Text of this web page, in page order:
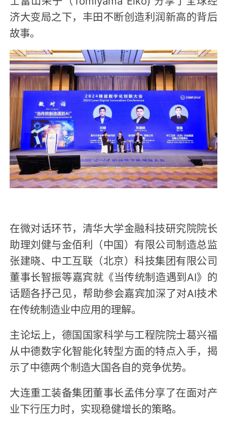
济大变局之下，丰田不断创造利润新高的背后
故事。
在微对话环节，清华大学金融科技研究院院长
助理刘健与金佰利（中国）有限公司制造总监
张建晓、中工互联（北京）科技集团有限公司
董事长智振等嘉宾就《当传统制造遇到AI》的
话题各抒己见，帮助参会嘉宾加深了对AI技术
在传统制造业中应用的理解。
主论坛上，德国国家科学与工程院院士葛兴福
从中德数字化智能化转型方面的特点入手，揭
示了中德两个制造大国各自的竞争优势。
大连重工装备集团董事长孟伟分享了在面对产
业下行压力时，实现稳健增长的策略。